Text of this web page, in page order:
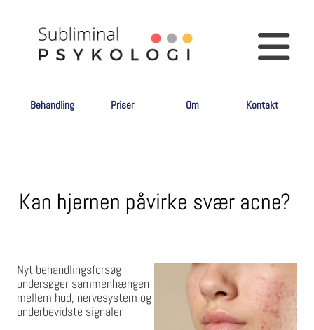
Behandling Priser Om Kontakt
Kan hjernen påvirke svær acne?
Nyt behandlingsforsøg
undersøger sammenhængen
mellem hud, nervesystem og
underbevidste signaler